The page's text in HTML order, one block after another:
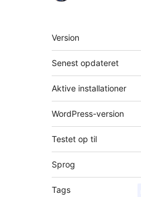
Meta
Version
Senest opdateret
Aktive installationer
WordPress-version
Testet op til
Sprog
Tags